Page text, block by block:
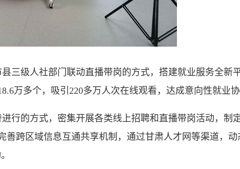
三级人社部门联动直播带岗的方式，搭建就业服务全新
万多个，吸引220多万人次在线观看，达成意向性就业协
的方式，密集开展各类线上招聘和直播带岗活动，制定
跨区域信息互通共享机制，通过甘肃人才网等渠道，